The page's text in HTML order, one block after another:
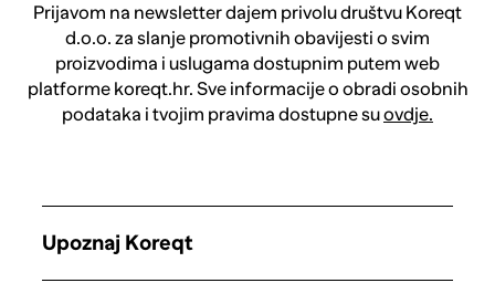
Prijavom na newsletter dajem privolu društvu Koreqt
d.o.o. za slanje promotivnih obavijesti o svim
proizvodima i uslugama dostupnim putem web
platforme koreqt.hr. Sve informacije o obradi osobnih
podataka i tvojim pravima dostupne suovdje.
Upoznaj Koreqt